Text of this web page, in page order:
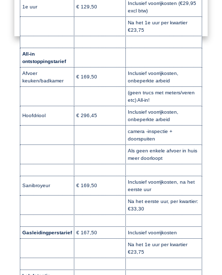
1e uur € 129,50
Inclusief voorrijkosten (€29,95
excl btw)
Na het 1e uur per kwartier
€23,75
All-in
ontstoppingstarief
Afvoer
keuken/badkamer
€ 169,50
Inclusief voorrijkosten,
onbeperkte arbeid
(geen trucs met meters/veren
etc) All-in!
Hoofdriool € 296,45
Inclusief voorrijkosten,
onbeperkte arbeid
camera -inspectie +
doorspuiten
Als geen enkele afvoer in huis
meer doorloopt
Sanibroyeur € 169,50
Inclusief voorrijkosten, na het
eerste uur
Na het eerste uur, per kwartier:
€33,30
Gasleidingperstarief € 167,50 Inclusief voorrijkosten
Na het 1e uur per kwartier
€23,75